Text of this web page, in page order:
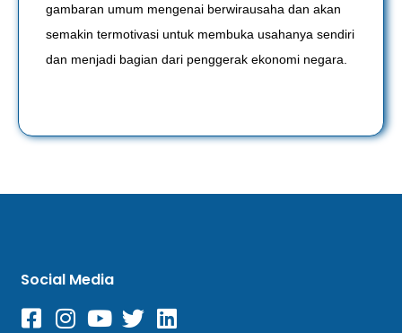
gambaran umum mengenai berwirausaha dan akan
semakin termotivasi untuk membuka usahanya sendiri
dan menjadi bagian dari penggerak ekonomi negara.
Social Media